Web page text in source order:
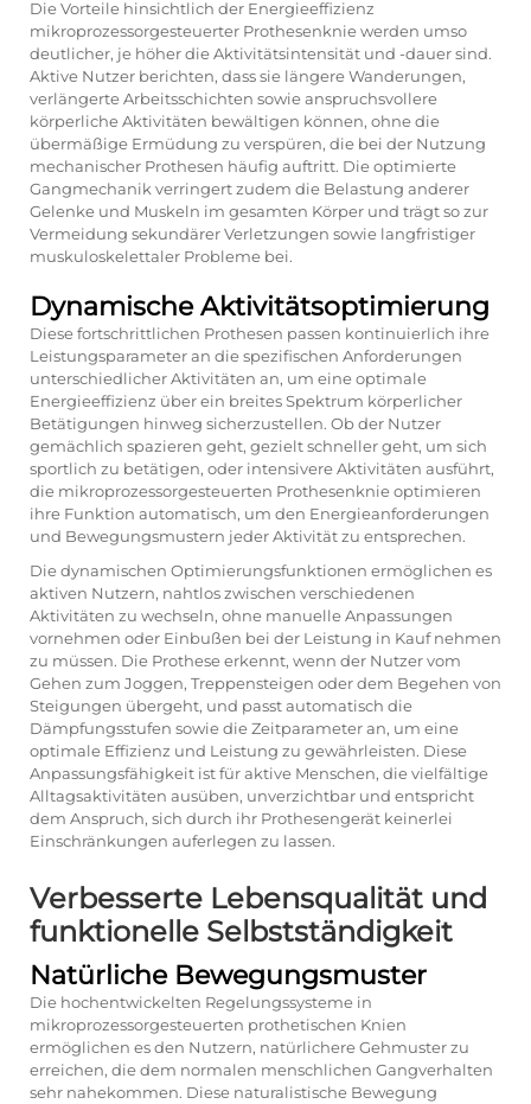
Die Vorteile hinsichtlich der Energieeffizienz
mikroprozessorgesteuerter Prothesenknie werden umso
deutlicher, je höher die Aktivitätsintensität und -dauer sind.
Aktive Nutzer berichten, dass sie längere Wanderungen,
verlängerte Arbeitsschichten sowie anspruchsvollere
körperliche Aktivitäten bewältigen können, ohne die
übermäßige Ermüdung zu verspüren, die bei der Nutzung
mechanischer Prothesen häufig auftritt. Die optimierte
Gangmechanik verringert zudem die Belastung anderer
Gelenke und Muskeln im gesamten Körper und trägt so zur
Vermeidung sekundärer Verletzungen sowie langfristiger
muskuloskelettaler Probleme bei.
Dynamische Aktivitätsoptimierung
Diese fortschrittlichen Prothesen passen kontinuierlich ihre
Leistungsparameter an die spezifischen Anforderungen
unterschiedlicher Aktivitäten an, um eine optimale
Energieeffizienz über ein breites Spektrum körperlicher
Betätigungen hinweg sicherzustellen. Ob der Nutzer
gemächlich spazieren geht, gezielt schneller geht, um sich
sportlich zu betätigen, oder intensivere Aktivitäten ausführt,
die mikroprozessorgesteuerten Prothesenknieoptimieren
ihre Funktion automatisch, um den Energieanforderungen
und Bewegungsmustern jeder Aktivität zu entsprechen.
Die dynamischen Optimierungsfunktionen ermöglichen es
aktiven Nutzern, nahtlos zwischen verschiedenen
Aktivitäten zu wechseln, ohne manuelle Anpassungen
vornehmen oder Einbußen bei der Leistung in Kauf nehmen
zu müssen. Die Prothese erkennt, wenn der Nutzer vom
Gehen zum Joggen, Treppensteigen oder dem Begehen von
Steigungen übergeht, und passt automatisch die
Dämpfungsstufen sowie die Zeitparameter an, um eine
optimale Effizienz und Leistung zu gewährleisten. Diese
Anpassungsfähigkeit ist für aktive Menschen, die vielfältige
Alltagsaktivitäten ausüben, unverzichtbar und entspricht
dem Anspruch, sich durch ihr Prothesengerät keinerlei
Einschränkungen auferlegen zu lassen.
Verbesserte Lebensqualität und
funktionelle Selbstständigkeit
Natürliche Bewegungsmuster
Die hochentwickelten Regelungssysteme in
mikroprozessorgesteuerten prothetischen Knien
ermöglichen es den Nutzern, natürlichere Gehmuster zu
erreichen, die dem normalen menschlichen Gangverhalten
sehr nahekommen. Diese naturalistische Bewegung